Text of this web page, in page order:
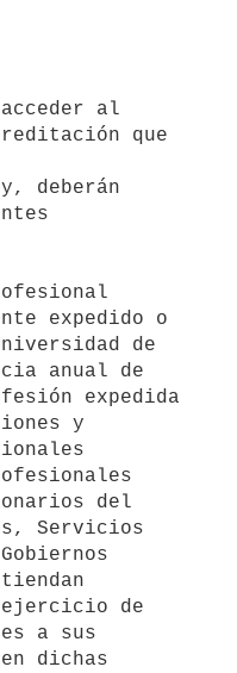
que
deberán
expedido o
anual de
y
Servicios
a sus